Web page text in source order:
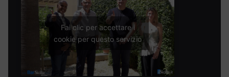
Fai clic per accettare i
cookie per questo servizio